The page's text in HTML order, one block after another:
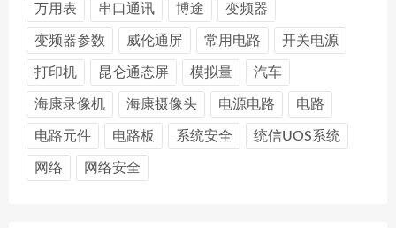
万用表 串口通讯 博途 变频器
变频器参数 威伦通屏 常用电路 开关电源
打印机 昆仑通态屏 模拟量 汽车
海康录像机 海康摄像头 电源电路 电路
电路元件 电路板 系统安全 统信UOS系统
网络 网络安全